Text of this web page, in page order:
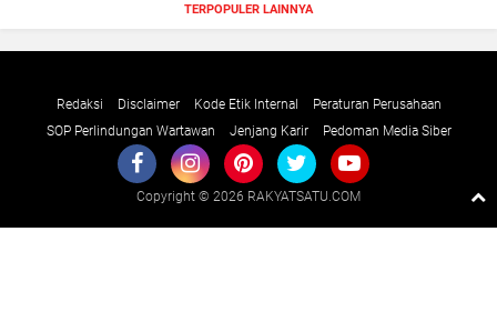
TERPOPULER LAINNYA
Redaksi Disclaimer Kode Etik Internal
Peraturan Perusahaan
SOP Perlindungan Wartawan
Jenjang Karir Pedoman Media Siber
Copyright © 2026 RAKYATSATU.COM
Raushan